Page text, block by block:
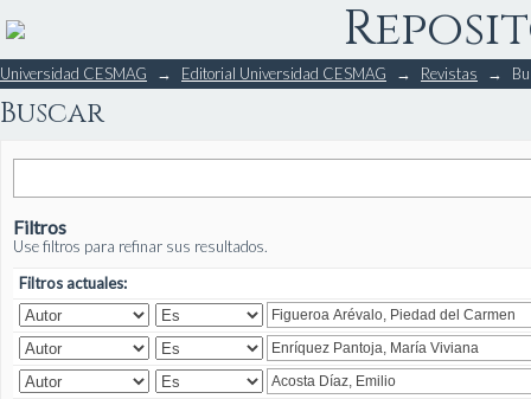
Buscar
Universidad CESMAG → Editorial Universidad CESMAG → Revistas →
Buscar
Filtros
Use filtros para refinar sus resultados.
Filtros actuales: